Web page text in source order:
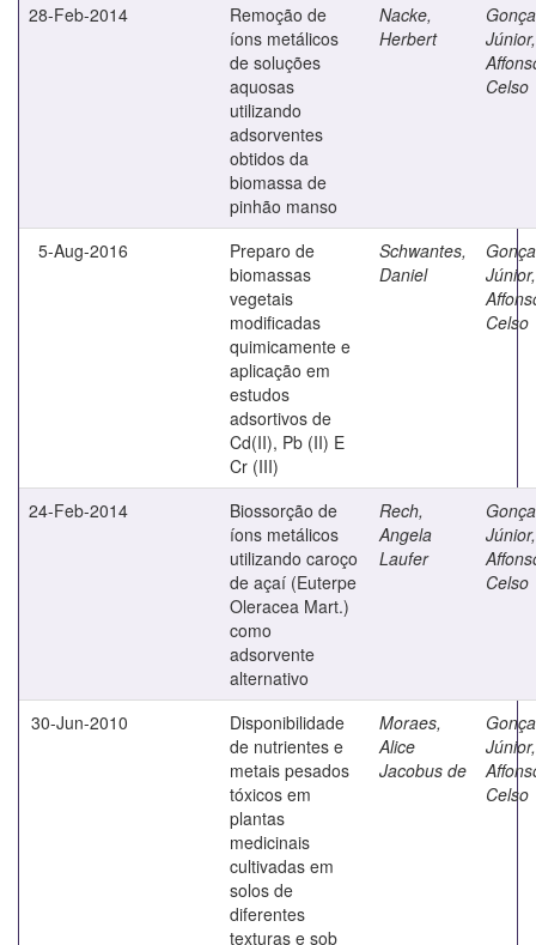
28-Feb-2014
Remoção de
íons metálicos
de soluções
aquosas
utilizando
adsorventes
obtidos da
biomassa de
pinhão manso
Nacke,
Herbert
Júnior,
Celso
5-Aug-2016
Preparo de
biomassas
vegetais
modificadas
quimicamente e
aplicação em
estudos
adsortivos de
Cd(II), Pb (II) E
Cr (III)
Schwantes,
Daniel
Júnior,
Celso
24-Feb-2014
Biossorção de
íons metálicos
utilizando caroço
de açaí (Euterpe
Oleracea Mart.)
como
adsorvente
alternativo
Rech,
Angela
Laufer
Júnior,
Celso
30-Jun-2010
Disponibilidade
de nutrientes e
metais pesados
tóxicos em
plantas
medicinais
cultivadas em
solos de
diferentes
texturas e sob
Moraes,
Alice
Jacobus de
Júnior,
Celso